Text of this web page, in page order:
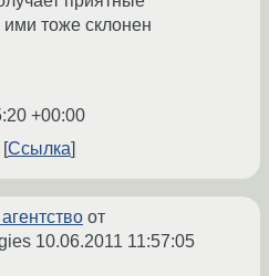
ими тоже склонен
+00:00
Ссылка
от
10.06.2011 11:57:05